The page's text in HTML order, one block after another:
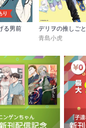
り
る男前
デリヲの推しごと
青島小虎